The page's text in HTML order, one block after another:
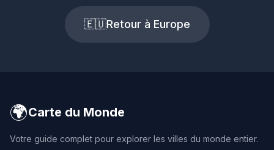
🇪🇺Retour à Europe
🌍Carte du Monde
Votre guide complet pour explorer les villes du monde entier.